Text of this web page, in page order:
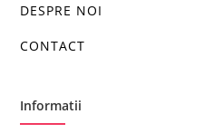
DESPRE NOI
CONTACT
Informatii